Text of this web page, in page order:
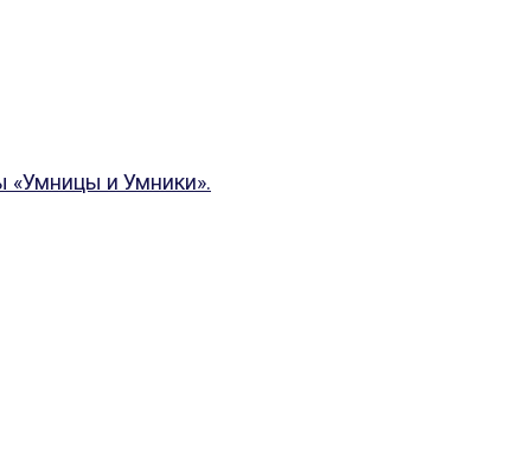
«Умницы и Умники».